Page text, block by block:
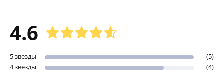
4.6
5 звезды
(5)
4 звезды
(4)